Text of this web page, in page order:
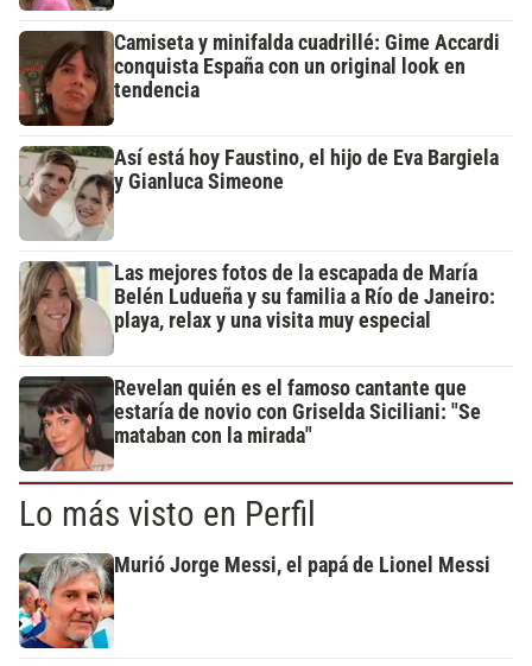
Camiseta y minifalda cuadrillé: Gime Accardi
conquista España con un original look en
tendencia
Así está hoy Faustino, el hijo de Eva Bargiela
y Gianluca Simeone
Las mejores fotos de la escapada de María
Belén Ludueña y su familia a Río de Janeiro:
playa, relax y una visita muy especial
Revelan quién es el famoso cantante que
estaría de novio con Griselda Siciliani: "Se
mataban con la mirada"
Lo más visto en Perfil
Murió Jorge Messi, el papá de Lionel Messi